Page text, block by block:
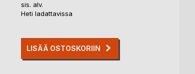
sis. alv.
Heti ladattavissa
LISÄÄ OSTOSKORIIN